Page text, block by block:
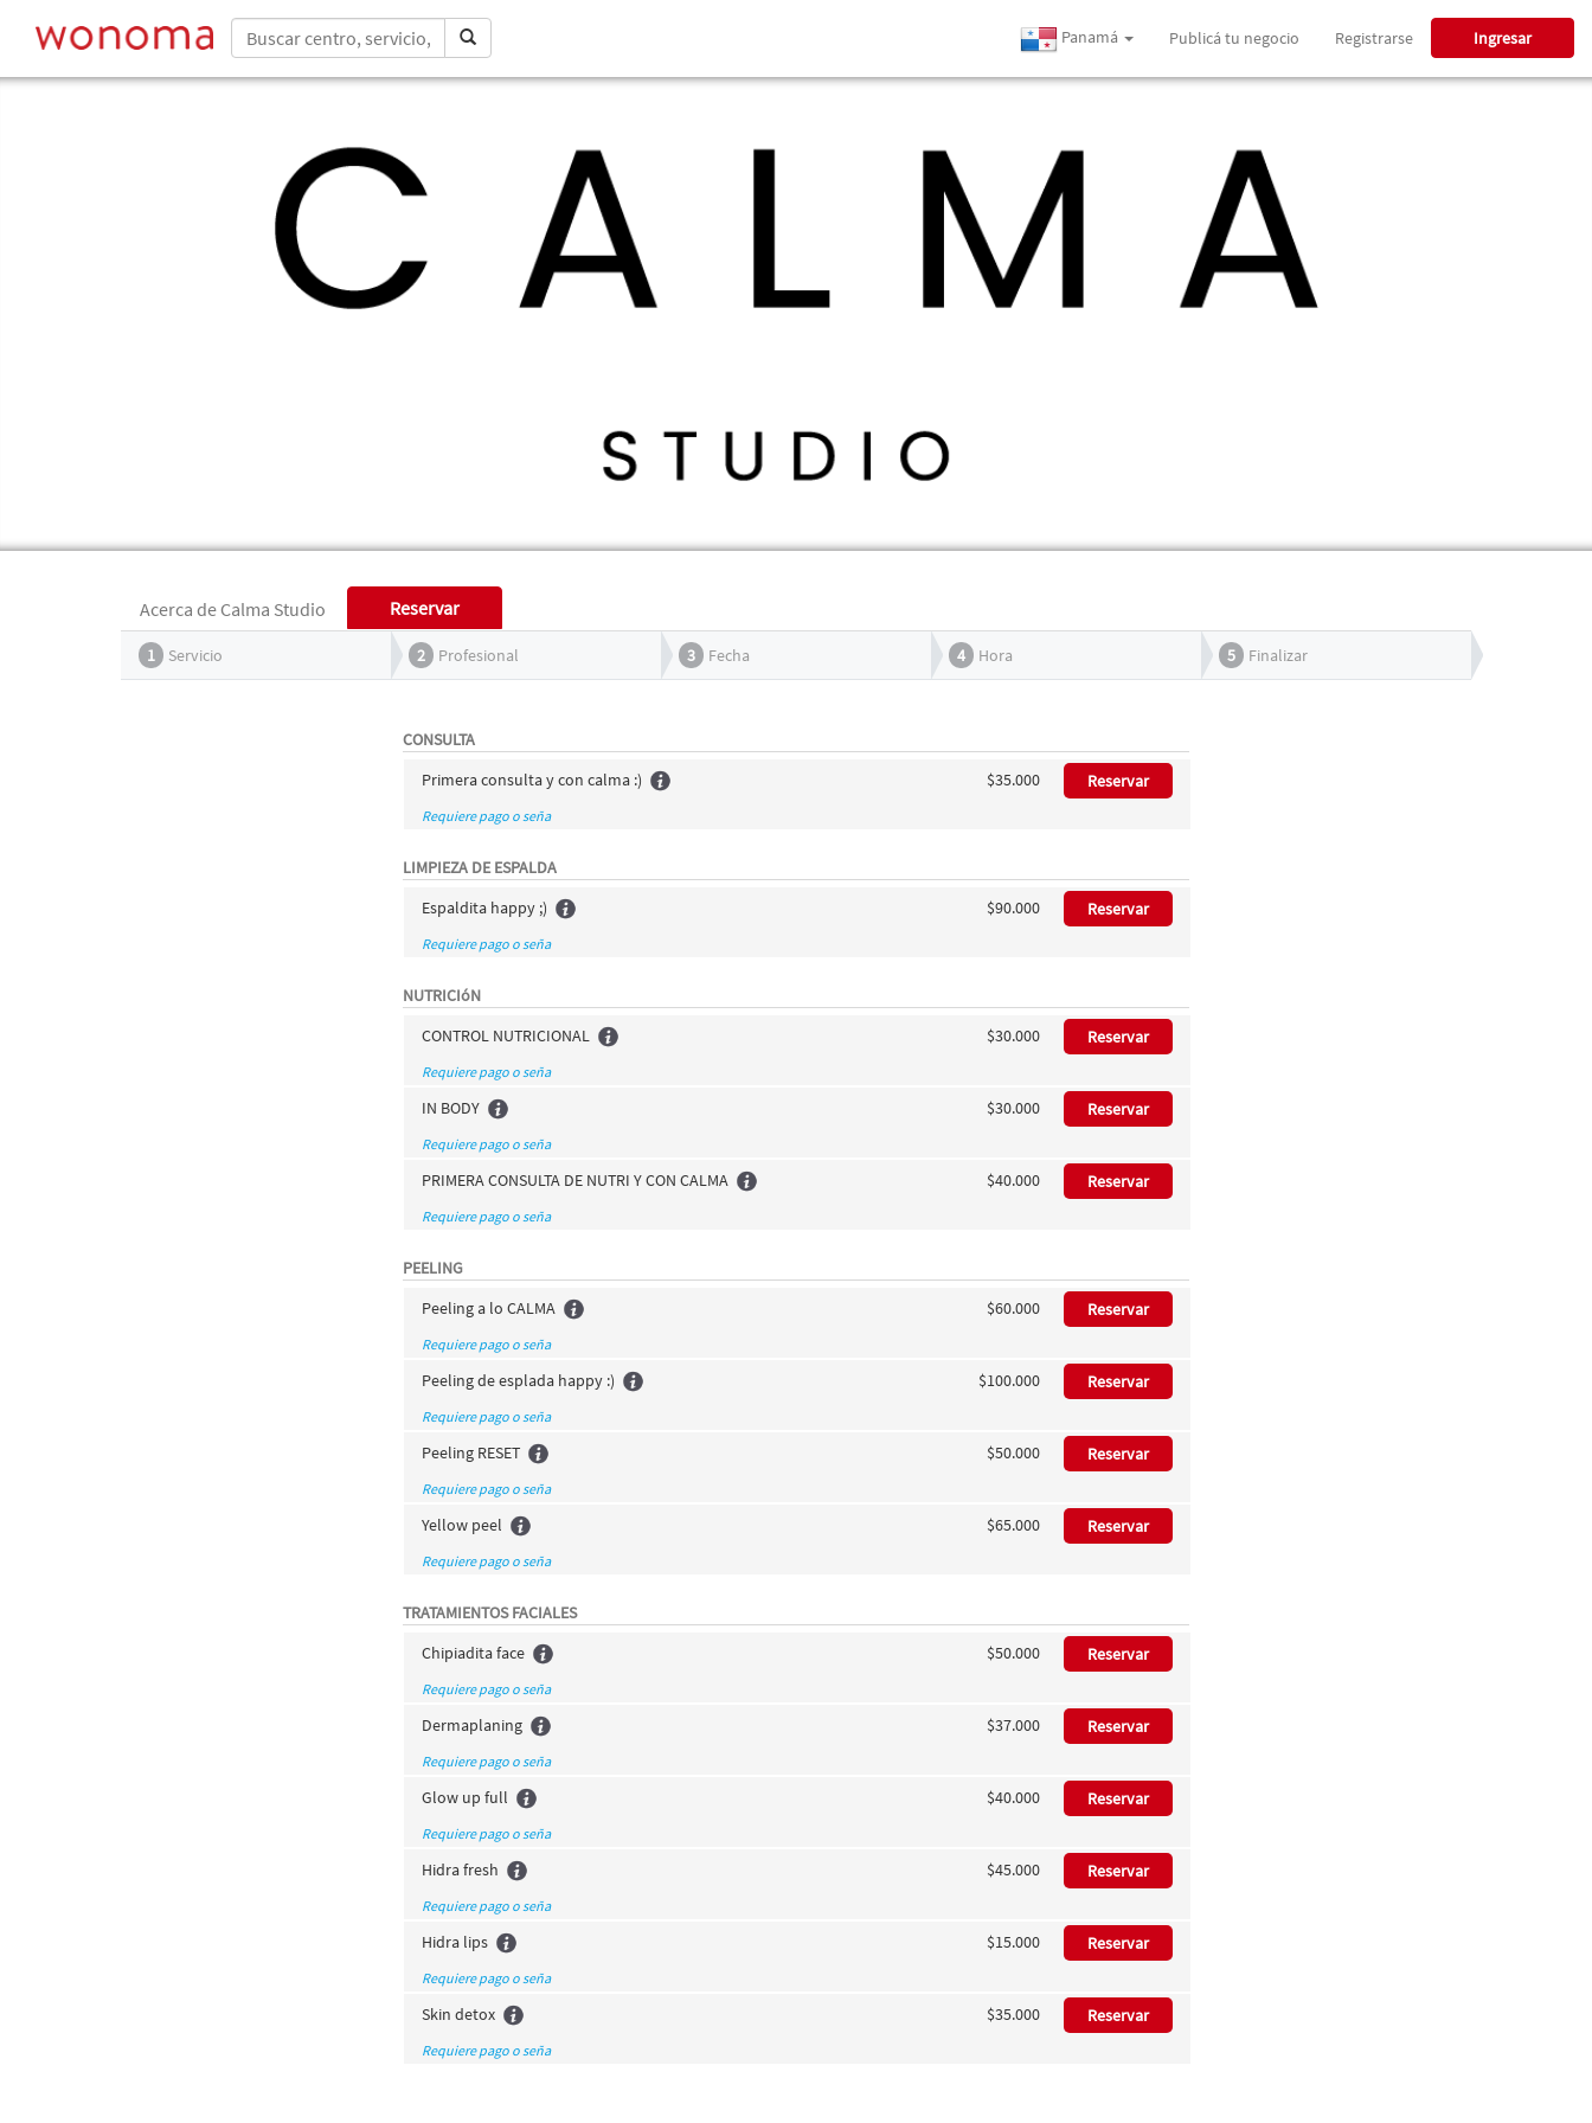
Panamá Publicá tu negocio Registrarse Ingresar
Acerca de Calma Studio Reservar
1 Servicio 2 Profesional 3 Fecha 4 Hora 5 Finalizar
CONSULTA
Primera consulta y con calma :)
$35.000 Reservar
Requiere pago o seña
LIMPIEZA DE ESPALDA
Espaldita happy ;)
$90.000 Reservar
Requiere pago o seña
NUTRICIóN
CONTROL NUTRICIONAL
$30.000 Reservar
Requiere pago o seña
IN BODY $30.000 Reservar
Requiere pago o seña
PRIMERA CONSULTA DE NUTRI Y CON CALMA $40.000 Reservar
Requiere pago o seña
PEELING
Peeling a lo CALMA
$60.000 Reservar
Requiere pago o seña
Peeling de esplada happy :) $100.000 Reservar
Requiere pago o seña
Peeling RESET $50.000 Reservar
Requiere pago o seña
Yellow peel $65.000 Reservar
Requiere pago o seña
TRATAMIENTOS FACIALES
Chipiadita face
$50.000 Reservar
Requiere pago o seña
Dermaplaning $37.000 Reservar
Requiere pago o seña
Glow up full $40.000 Reservar
Requiere pago o seña
Hidra fresh $45.000 Reservar
Requiere pago o seña
Hidra lips $15.000 Reservar
Requiere pago o seña
Skin detox $35.000 Reservar
Requiere pago o seña